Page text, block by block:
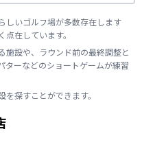
しいゴルフ場が多数存在します
在しています。
施設や、ラウンド前の最終調整と
ターなどのショートゲームが練習
探すことができます。